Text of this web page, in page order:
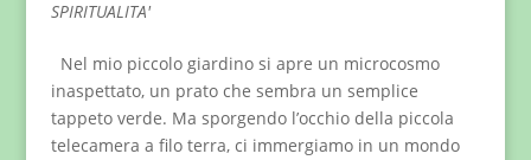
SPIRITUALITA'
Nel mio piccolo giardino si apre un microcosmo
inaspettato, un prato che sembra un semplice
tappeto verde. Ma sporgendo l’occhio della piccola
telecamera a filo terra, ci immergiamo in un mondo